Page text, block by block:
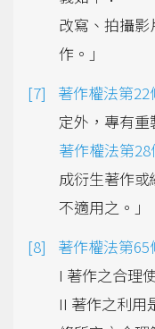
改寫、拍攝
作。」
著作權法第22
定外，專有重
著作權法第28
成衍生著作
不適用之。」
著作權法第65
I 著作之合理
II 著作之利用